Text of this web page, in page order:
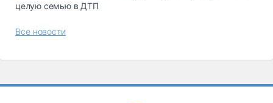
целую семью в ДТП
Все новости